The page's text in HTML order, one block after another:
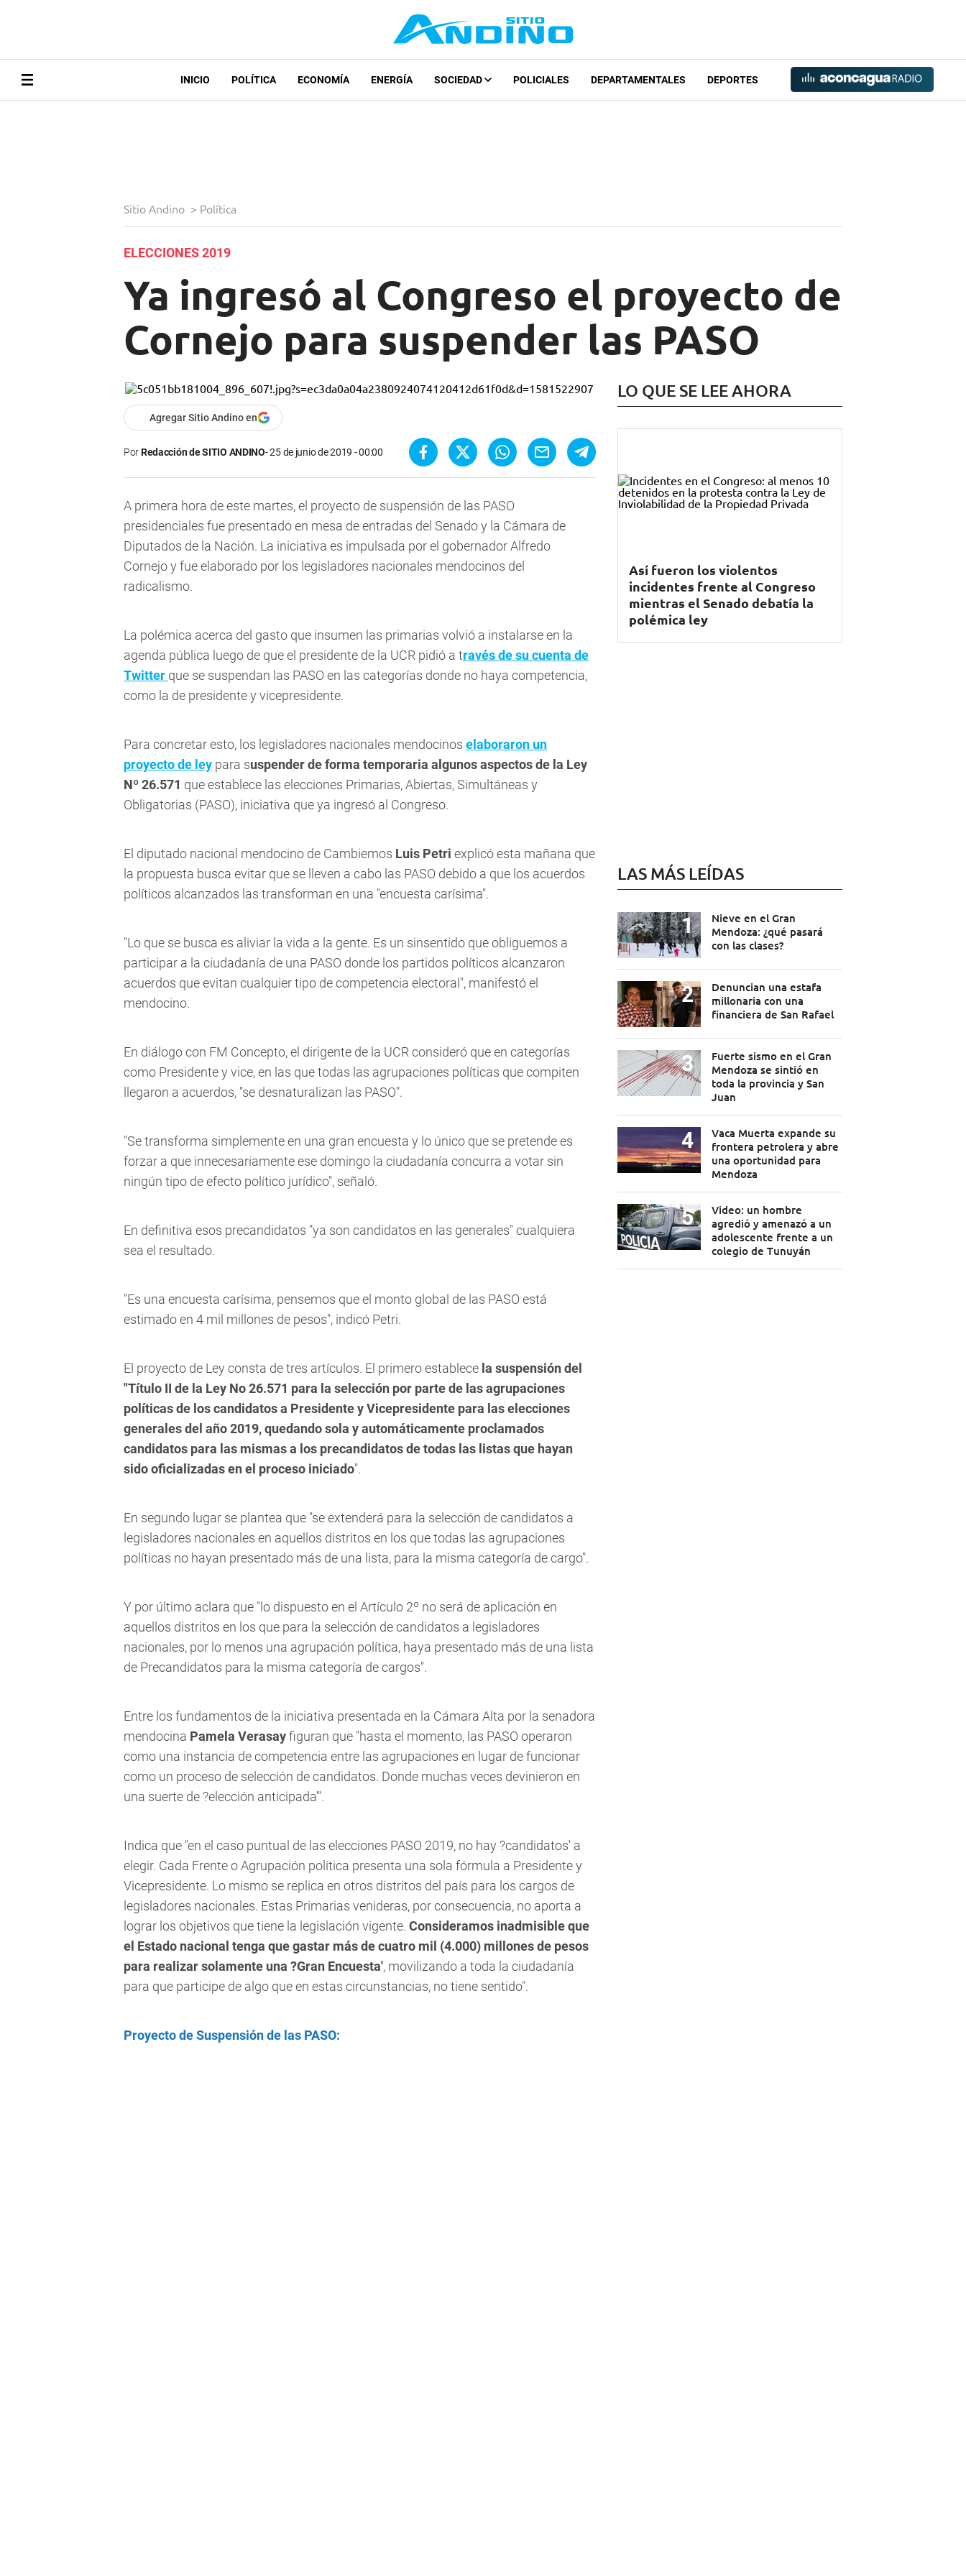
INICIO POLÍTICA ECONOMÍA ENERGÍA SOCIEDAD POLICIALES DEPARTAMENTALES DEPORTES
Sitio Andino > Política
ELECCIONES 2019
Ya ingresó al Congreso el proyecto de
Cornejo para suspender las PASO
Agregar Sitio Andino en
PorRedacción de SITIO ANDINO 25 de junio de 2019 - 00:00
A primera hora de este martes, el proyecto de suspensión de las PASO
presidenciales fue presentado en mesa de entradas del Senado y la Cámara de
Diputados de la Nación. La iniciativa es impulsada por el gobernador Alfredo
Cornejo y fue elaborado por los legisladores nacionales mendocinos del
radicalismo.
La polémica acerca del gasto que insumen las primarias volvió a instalarse en la
agenda pública luego de que el presidente de la UCR pidió a través de su cuenta de
Twitter que se suspendan las PASO en las categorías donde no haya competencia,
como la de presidente y vicepresidente.
Para concretar esto, los legisladores nacionales mendocinos elaboraron un
proyecto de ley para suspender de forma temporaria algunos aspectos de la Ley
Nº 26.571 que establece las elecciones Primarias, Abiertas, Simultáneas y
Obligatorias (PASO), iniciativa que ya ingresó al Congreso.
El diputado nacional mendocino de Cambiemos Luis Petri explicó esta mañana que
la propuesta busca evitar que se lleven a cabo las PASO debido a que los acuerdos
políticos alcanzados las transforman en una "encuesta carísima".
"Lo que se busca es aliviar la vida a la gente. Es un sinsentido que obliguemos a
participar a la ciudadanía de una PASO donde los partidos políticos alcanzaron
acuerdos que evitan cualquier tipo de competencia electoral", manifestó el
mendocino.
En diálogo con FM Concepto, el dirigente de la UCR consideró que en categorías
como Presidente y vice, en las que todas las agrupaciones políticas que compiten
llegaron a acuerdos, "se desnaturalizan las PASO".
"Se transforma simplemente en una gran encuesta y lo único que se pretende es
forzar a que innecesariamente ese domingo la ciudadanía concurra a votar sin
ningún tipo de efecto político jurídico", señaló.
En definitiva esos precandidatos "ya son candidatos en las generales" cualquiera
sea el resultado.
"Es una encuesta carísima, pensemos que el monto global de las PASO está
estimado en 4 mil millones de pesos", indicó Petri.
El proyecto de Ley consta de tres artículos. El primero establece la suspensión del
"Título II de la Ley No 26.571 para la selección por parte de las agrupaciones
políticas de los candidatos a Presidente y Vicepresidente para las elecciones
generales del año 2019, quedando sola y automáticamente proclamados
candidatos para las mismas a los precandidatos de todas las listas que hayan
sido oficializadas en el proceso iniciado".
En segundo lugar se plantea que "se extenderá para la selección de candidatos a
legisladores nacionales en aquellos distritos en los que todas las agrupaciones
políticas no hayan presentado más de una lista, para la misma categoría de cargo".
Y por último aclara que "lo dispuesto en el Artículo 2º no será de aplicación en
aquellos distritos en los que para la selección de candidatos a legisladores
nacionales, por lo menos una agrupación política, haya presentado más de una lista
de Precandidatos para la misma categoría de cargos".
Entre los fundamentos de la iniciativa presentada en la Cámara Alta por la senadora
mendocina Pamela Verasayfiguran que "hasta el momento, las PASO operaron
como una instancia de competencia entre las agrupaciones en lugar de funcionar
como un proceso de selección de candidatos. Donde muchas veces devinieron en
una suerte de ?elección anticipada'".
Indica que "en el caso puntual de las elecciones PASO 2019, no hay ?candidatos' a
elegir. Cada Frente o Agrupación política presenta una sola fórmula a Presidente y
Vicepresidente. Lo mismo se replica en otros distritos del país para los cargos de
legisladores nacionales. Estas Primarias venideras, por consecuencia, no aporta a
lograr los objetivos que tiene la legislación vigente. Consideramos inadmisible que
el Estado nacional tenga que gastar más de cuatro mil (4.000) millones de pesos
para realizar solamente una ?Gran Encuesta', movilizando a toda la ciudadanía
para que participe de algo que en estas circunstancias, no tiene sentido".
Proyecto de Suspensión de las PASO:
LO QUE SE LEE AHORA
Así fueron los violentos
incidentes frente al Congreso
mientras el Senado debatía la
polémica ley
LAS MÁS LEÍDAS
Nieve en el Gran
Mendoza: ¿qué pasará
con las clases?
Denuncian una estafa
millonaria con una
financiera de San Rafael
Fuerte sismo en el Gran
Mendoza se sintió en
toda la provincia y San
Juan
Vaca Muerta expande su
frontera petrolera y abre
una oportunidad para
Mendoza
Video: un hombre
agredió y amenazó a un
adolescente frente a un
colegio de Tunuyán